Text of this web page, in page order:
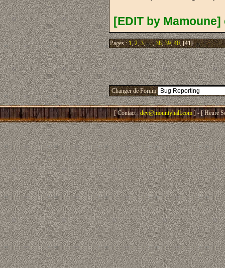
[EDIT by
Pages :1,2,3, ... ,38,39,40,[41]
Changer de Forum
[ Contact : dev@mountyhall.com ] - [ Heure